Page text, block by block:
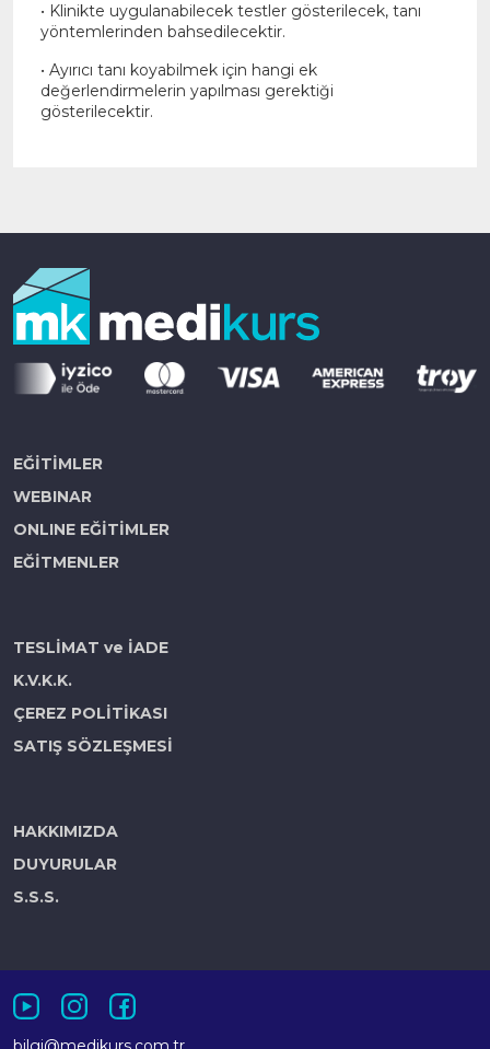
• Klinikte uygulanabilecek testler gösterilecek, tanı
yöntemlerinden bahsedilecektir.
• Ayırıcı tanı koyabilmek için hangi ek
değerlendirmelerin yapılması gerektiği
gösterilecektir.
EĞİTİMLER
WEBINAR
ONLINE EĞİTİMLER
EĞİTMENLER
TESLİMAT ve İADE
K.V.K.K.
ÇEREZ POLİTİKASI
SATIŞ SÖZLEŞMESİ
HAKKIMIZDA
DUYURULAR
S.S.S.